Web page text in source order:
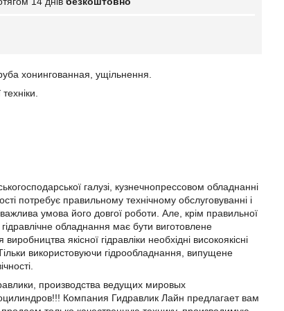
хонингованная, ущільнення.
галузі, кузнечнопрессовом обладнанні
потребує правильному технічному обслуговуванні і
умова його довгої роботи. Але, крім правильної
обладнання має бути виготовлене
якісної гідравліки необхідні високоякісні
використовуючи гідрообладнання, випущене
производства ведущих мировых
Компания Гидравлик Лайн предлагает вам